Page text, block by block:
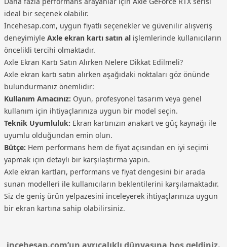
ideal bir seçenek olabilir.
İncehesap.com, uygun fiyatlı seçenekler ve güvenilir alışveriş
deneyimiyle Axle ekran kartı satın al işlemlerinde kullanıcıların
öncelikli tercihi olmaktadır.
Axle Ekran Kartı Satın Alırken Nelere Dikkat Edilmeli?
Axle ekran kartı satın alırken aşağıdaki noktaları göz önünde
bulundurmanız önemlidir:
Kullanım Amacınız: Oyun, profesyonel tasarım veya genel
kullanım için ihtiyaçlarınıza uygun bir model seçin.
Teknik Uyumluluk: Ekran kartınızın anakart ve güç kaynağı ile
uyumlu olduğundan emin olun.
Bütçe: Hem performans hem de fiyat açısından en iyi seçimi
yapmak için detaylı bir karşılaştırma yapın.
Axle ekran kartları, performans ve fiyat dengesini bir arada
sunan modelleri ile kullanıcıların beklentilerini karşılamaktadır.
Siz de geniş ürün yelpazesini inceleyerek ihtiyaçlarınıza uygun
bir ekran kartına sahip olabilirsiniz.
incehesap.com’un ayrıcalıklı dünyasına hoş geldiniz.